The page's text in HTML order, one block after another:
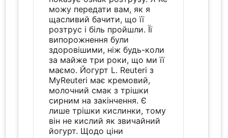
можу передати вам, як я
щасливий бачити, що її
розтрус і біль пройшли. Її
випорожнення були
здоровішими, ніж будь-коли
за майже три роки, що ми її
маємо. Йогурт L. Reuteri з
MyReuteri має кремовий,
молочний смак з трішки
сирним на закінчення. Є
лише трішки кислинки, тому
він не кислий як звичайний
йогурт. Щодо ціни